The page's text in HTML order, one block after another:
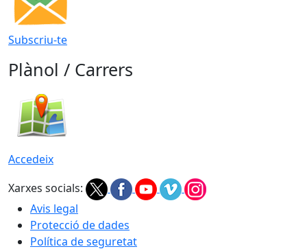
Subscriu-te
Plànol / Carrers
Accedeix
Xarxes socials:
Avis legal
Protecció de dades
Política de seguretat